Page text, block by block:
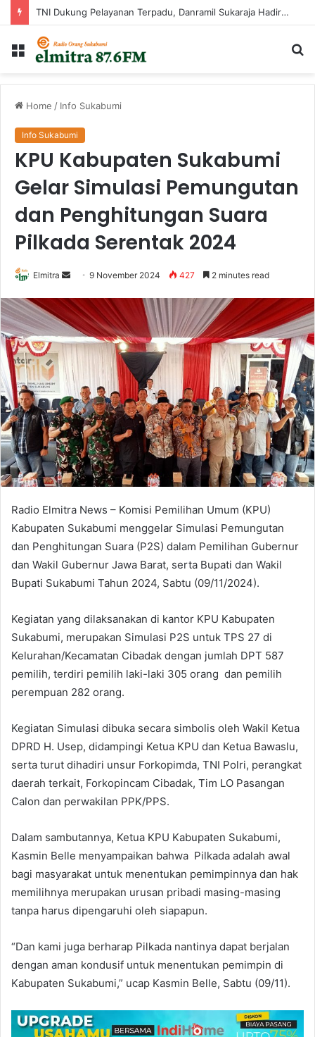
TNI Dukung Pelayanan Terpadu, Danramil Sukaraja Hadiri Rekam E-KTP, Pemeriksaan Mata, dan Bazar UMKM di Bojongsawah
Menu
Home / Info Sukabumi
Info Sukabumi
KPU Kabupaten Sukabumi
Gelar Simulasi Pemungutan
dan Penghitungan Suara
Pilkada Serentak 2024
Elmitra
Send
email
9 November 2024 427 2 minutes read
Radio Elmitra News – Komisi Pemilihan Umum (KPU)
Kabupaten Sukabumi menggelar Simulasi Pemungutan
dan Penghitungan Suara (P2S) dalam Pemilihan Gubernur
dan Wakil Gubernur Jawa Barat, serta Bupati dan Wakil
Bupati Sukabumi Tahun 2024, Sabtu (09/11/2024).
Kegiatan yang dilaksanakan di kantor KPU Kabupaten
Sukabumi, merupakan Simulasi P2S untuk TPS 27 di
Kelurahan/Kecamatan Cibadak dengan jumlah DPT 587
pemilih, terdiri pemilih laki-laki 305 orang dan pemilih
perempuan 282 orang.
Kegiatan Simulasi dibuka secara simbolis oleh Wakil Ketua
DPRD H. Usep, didampingi Ketua KPU dan Ketua Bawaslu,
serta turut dihadiri unsur Forkopimda, TNI Polri, perangkat
daerah terkait, Forkopincam Cibadak, Tim LO Pasangan
Calon dan perwakilan PPK/PPS.
Dalam sambutannya, Ketua KPU Kabupaten Sukabumi,
Kasmin Belle menyampaikan bahwa Pilkada adalah awal
bagi masyarakat untuk menentukan pemimpinnya dan hak
memilihnya merupakan urusan pribadi masing-masing
tanpa harus dipengaruhi oleh siapapun.
“Dan kami juga berharap Pilkada nantinya dapat berjalan
dengan aman kondusif untuk menentukan pemimpin di
Kabupaten Sukabumi,” ucap Kasmin Belle, Sabtu (09/11).